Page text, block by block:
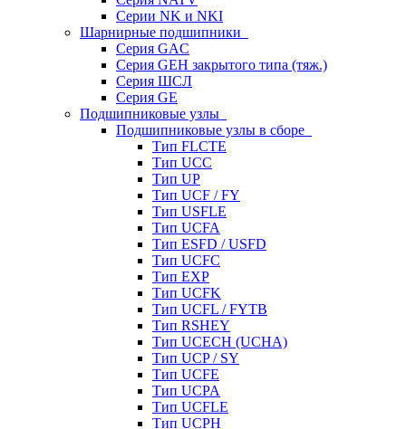
Серии NK и NKI
Шарнирные подшипники
Серия GAC
Серия GEH закрытого типа (тяж.)
Серия ШСЛ
Серия GE
Подшипниковые узлы
Подшипниковые узлы в сборе
Тип FLCTE
Тип UCC
Тип UP
Тип UCF / FY
Тип USFLE
Тип UCFA
Тип ESFD / USFD
Тип UCFC
Тип EXP
Тип UCFK
Тип UCFL / FYTB
Тип RSHEY
Тип UCECH (UCHA)
Тип UCP / SY
Тип UCFE
Тип UCPA
Тип UCFLE
Тип UCPH